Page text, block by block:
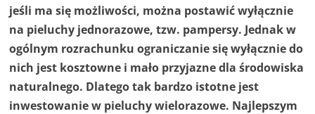
jeśli ma się możliwości, można postawić wyłącznie
na pieluchy jednorazowe, tzw. pampersy. Jednak w
ogólnym rozrachunku ograniczanie się wyłącznie do
nich jest kosztowne i mało przyjazne dla środowiska
naturalnego. Dlatego tak bardzo istotne jest
inwestowanie w pieluchy wielorazowe. Najlepszym